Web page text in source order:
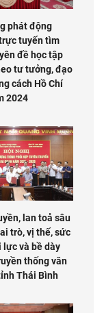
phát động
tuyến tìm
đề học tập
tư tưởng, đạo
cách Hồ Chí
2024
lan toả sâu
trò, vị thế, sức
lực và bề dày
thống văn
Thái Bình